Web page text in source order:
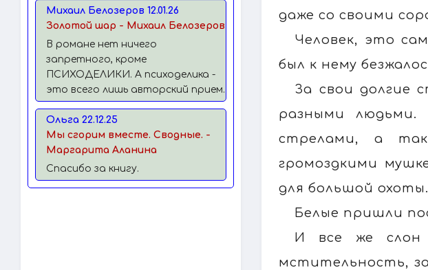
Михаил Белозеров 12.01.26
Золотой шар - Михаил Белозеров
В романе нет ничего
запретного, кроме
ПСИХОДЕЛИКИ. А психоделика -
это всего лишь авторский прием.
Ольга 22.12.25
Мы сгорим вместе. Сводные. -
Маргарита Аланина
Спасибо за книгу.
даже со своими
Человек, это
был к нему
За свои долгие
разными людьми.
стрелами, а
громоздкими
для большой охоты.
Белые пришли
И все же слон
мстительность,